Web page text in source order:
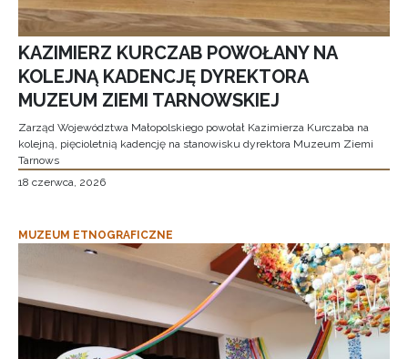
KAZIMIERZ KURCZAB POWOŁANY NA
KOLEJNĄ KADENCJĘ DYREKTORA
MUZEUM ZIEMI TARNOWSKIEJ
Zarząd Województwa Małopolskiego powołał Kazimierza Kurczaba na
kolejną, pięcioletnią kadencję na stanowisku dyrektora Muzeum Ziemi
Tarnows
18 czerwca, 2026
MUZEUM ETNOGRAFICZNE